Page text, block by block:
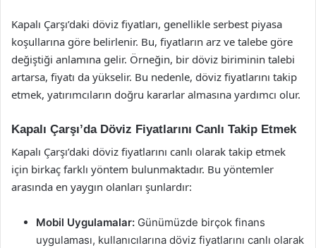
Kapalı Çarşı’daki döviz fiyatları, genellikle serbest piyasa
koşullarına göre belirlenir. Bu, fiyatların arz ve talebe göre
değiştiği anlamına gelir. Örneğin, bir döviz biriminin talebi
artarsa, fiyatı da yükselir. Bu nedenle, döviz fiyatlarını takip
etmek, yatırımcıların doğru kararlar almasına yardımcı olur.
Kapalı Çarşı’da Döviz Fiyatlarını Canlı Takip Etmek
Kapalı Çarşı’daki döviz fiyatlarını canlı olarak takip etmek
için birkaç farklı yöntem bulunmaktadır. Bu yöntemler
arasında en yaygın olanları şunlardır:
Mobil Uygulamalar: Günümüzde birçok finans
uygulaması, kullanıcılarına döviz fiyatlarını canlı olarak